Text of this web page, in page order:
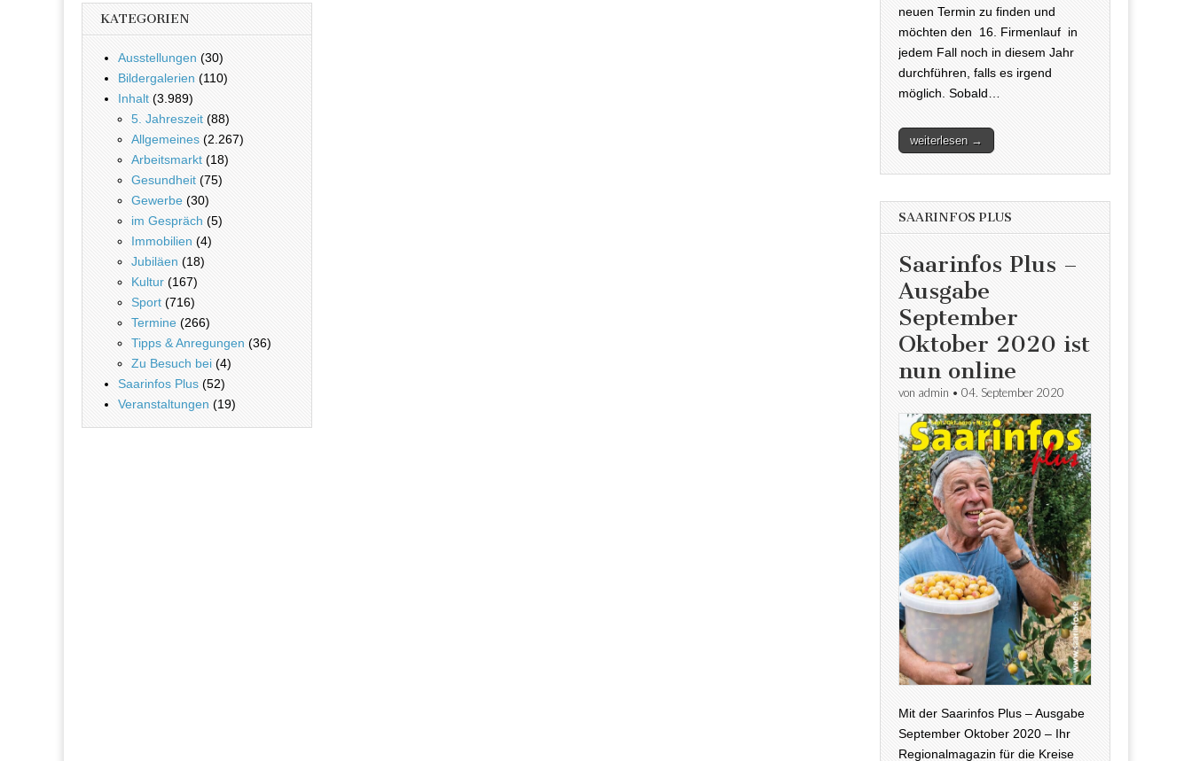
KATEGORIEN
Ausstellungen (30)
Bildergalerien (110)
Inhalt (3.989)
5. Jahreszeit (88)
Allgemeines (2.267)
Arbeitsmarkt (18)
Gesundheit (75)
Gewerbe (30)
im Gespräch (5)
Immobilien (4)
Jubiläen (18)
Kultur (167)
Sport (716)
Termine (266)
Tipps & Anregungen (36)
Zu Besuch bei (4)
Saarinfos Plus (52)
Veranstaltungen (19)
neuen Termin zu finden und
möchten den 16. Firmenlauf in
jedem Fall noch in diesem Jahr
durchführen, falls es irgend
möglich. Sobald…
weiterlesen →
SAARINFOS PLUS
Saarinfos Plus –
Ausgabe
September
Oktober 2020 ist
nun online
von admin • 04. September 2020
Mit der Saarinfos Plus – Ausgabe
September Oktober 2020 – Ihr
Regionalmagazin für die Kreise